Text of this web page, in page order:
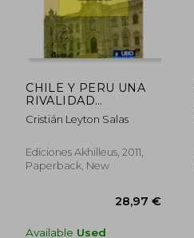
CHILE Y PERU UNA
RIVALIDAD
DURADERA -
CRISTIAN LEYTON
(in Spanish)
Cristián Leyton Salas
Ediciones Akhilleus, 2011,
Paperback, New
Available Used